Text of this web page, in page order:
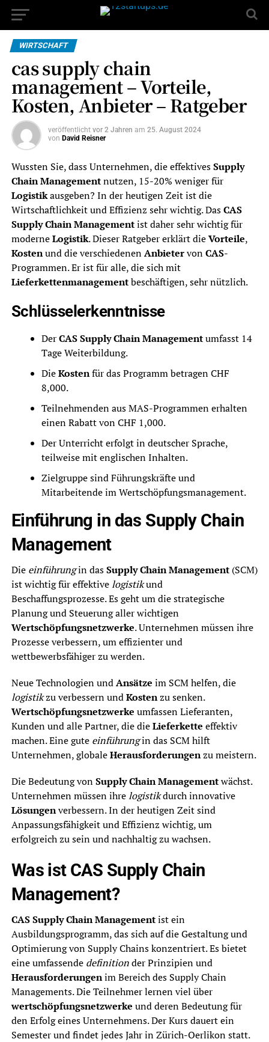
WIRTSCHAFT
cas supply chain
management – Vorteile,
Kosten, Anbieter – Ratgeber
veröffentlicht vor 2 Jahren am 25. August 2024
von David Reisner
Wussten Sie, dass Unternehmen, die effektivesSupply
Chain Managementnutzen, 15-20% weniger für
Logistikausgeben? In der heutigen Zeit ist die
Wirtschaftlichkeit und Effizienz sehr wichtig. DasCAS
Supply Chain Managementist daher sehr wichtig für
moderneLogistik. Dieser Ratgeber erklärt dieVorteile,
Kostenund die verschiedenenAnbietervonCAS-
Programmen. Er ist für alle, die sich mit
Lieferkettenmanagementbeschäftigen, sehr nützlich.
Schlüsselerkenntnisse
DerCAS Supply Chain Managementumfasst 14
Tage Weiterbildung.
DieKostenfür das Programm betragen CHF
8,000.
Teilnehmenden aus MAS-Programmen erhalten
einen Rabatt von CHF 1,000.
Der Unterricht erfolgt in deutscher Sprache,
teilweise mit englischen Inhalten.
Zielgruppe sind Führungskräfte und
Mitarbeitende im Wertschöpfungsmanagement.
Einführung in das Supply Chain
Management
Die einführungin dasSupply Chain Management(SCM)
ist wichtig für effektivelogistikund
Beschaffungsprozesse. Es geht um die strategische
Planung und Steuerung aller wichtigen
Wertschöpfungsnetzwerke. Unternehmen müssen ihre
Prozesse verbessern, um effizienter und
wettbewerbsfähiger zu werden.
Neue Technologien undAnsätze im SCM helfen, die
logistikzu verbessern undKostenzu senken.
Wertschöpfungsnetzwerke umfassen Lieferanten,
Kunden und alle Partner, die dieLieferkette effektiv
machen. Eine gute einführungin das SCM hilft
Unternehmen, globaleHerausforderungenzu meistern.
Die Bedeutung vonSupply Chain Managementwächst.
Unternehmen müssen ihrelogistikdurch innovative
Lösungenverbessern. In der heutigen Zeit sind
Anpassungsfähigkeit und Effizienz wichtig, um
erfolgreich zu sein und nachhaltig zu wachsen.
Was ist CAS Supply Chain
Management?
CAS Supply Chain Managementist ein
Ausbildungsprogramm, das sich auf die Gestaltung und
Optimierung von Supply Chains konzentriert. Es bietet
eine umfassende definitionder Prinzipien und
Herausforderungenim Bereich des Supply Chain
Managements. Die Teilnehmer lernen viel über
wertschöpfungsnetzwerke und deren Bedeutung für
den Erfolg eines Unternehmens. Der Kurs dauert ein
Semester und findet jedes Jahr in Zürich-Oerlikon statt.